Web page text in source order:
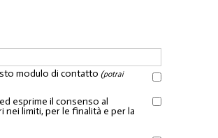
modulo di contatto (potrai
esprime il consenso al
limiti, per le finalità e per la